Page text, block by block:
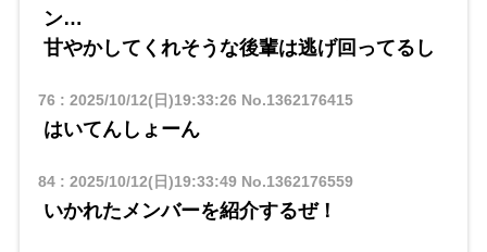
ン…
甘やかしてくれそうな後輩は逃げ回ってるし
76 : 2025/10/12(日)19:33:26 No.1362176415
はいてんしょーん
84: 2025/10/12(日)19:33:49No.1362176559
いかれたメンバーを紹介するぜ！